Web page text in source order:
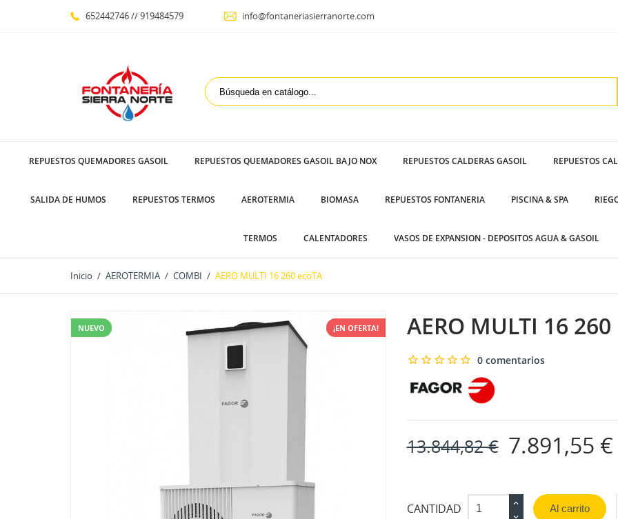
652442746 // 919484579 info@fontaneriasierranorte.com
REPUESTOS QUEMADORES GASOIL REPUESTOS QUEMADORES GASOIL BAJO NOX REPUESTOS CALDERAS GASOIL REPUESTOS
SALIDA DE HUMOS REPUESTOS TERMOS AEROTERMIA BIOMASA REPUESTOS FONTANERIA PISCINA & SPA
TERMOS CALENTADORES VASOS DE EXPANSION - DEPOSITOS AGUA & GASOIL
Inicio AEROTERMIA COMBI AERO MULTI 16 260 ecoTA
¡EN OFERTA!
NUEVO AERO MULTI 16 260
0 comentarios
13.844,82 € 7.891,55 €
CANTIDAD Al carrito